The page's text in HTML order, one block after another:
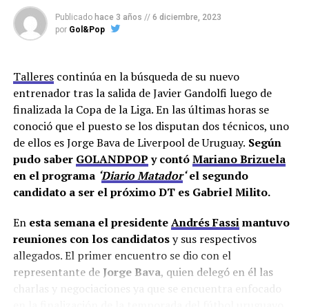
Gabriel Milito
traer y entonces aparecióJorge Bava como factible
candidato. Entre los que no tenían chance pero sonaban
cayeron los principales candidatos, todos apostamos al
tapado, que no era nada más y nada menos que
Guillermo Barros Schelotto. ¿Acaso no era más difícil el
tapado que todos los otros?. Hasta ahí, parecía que los
requisitos se cumplían, pero…
Andrés Fassi anunció que se decidió por Ribonetto.
¿Fue una elección?. No, por más que el presidente lo
lo selecciona por convicción, sino por contexto. Con las
negativas de los DT elegidos bajo el brazo, el presidente
se vio obligado a negociar y decidir rápido.
Lo más cercano y fácil que tenía era Ribonetto aún este
Publicado hace 3 años // 6 diciembre, 2023
por Gol&Pop
Tallerescontinúa en la búsqueda de su nuevo
entrenador tras la salida de Javier Gandolfi luego de
finalizada la Copa de la Liga. En las últimas horas se
conoció que el puesto se los disputan dos técnicos, uno
de ellos es Jorge Bava de Liverpool de Uruguay. Según
pudo saber GOLANDPOPy contóMariano Brizuela
en el programa ‘Diario Matador‘el segundo
candidato a ser el próximo DT es Gabriel Milito.
En esta semana el presidenteAndrés Fassimantuvo
reuniones con los candidatosy sus respectivos
allegados. El primer encuentro se dio con el
representante deJorge Bava, quien delegó en él las
charlas y negociaciones ya que se encuentra enfocado